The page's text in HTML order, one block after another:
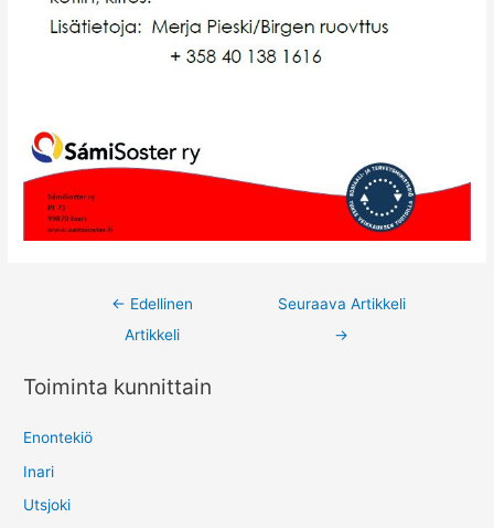
navigation
← Edellinen
Artikkeli
Seuraava Artikkeli
→
Toiminta kunnittain
Enontekiö
Inari
Utsjoki